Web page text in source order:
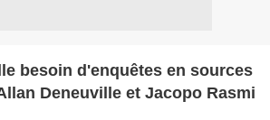
besoin d'enquêtes en sources
Deneuville et Jacopo Rasmi